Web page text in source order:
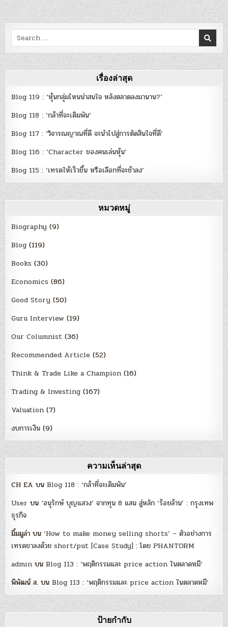
Search
for:
เรื่องล่าสุด
Blog 119 : ‘หุ้นกลุ่มไหนน่าสนใจ หลังตลาดลงมานาน?’
Blog 118 : ‘กล้าที่จะเดิมพัน’
Blog 117 : ‘วิจารณญาณที่ดี จะนำไปสู่การตัดสินใจที่ดี’
Blog 116 : ‘Character ของคนเล่นหุ้น’
Blog 115 : ‘เทรดให้เร็วขึ้น หรือเลือกที่จะช้าลง’
หมวดหมู่
Biography (9)
Blog (119)
Books (30)
Economics (86)
Good Story (50)
Guru Interview (19)
Our Columnist (36)
Recommended Article (52)
Think & Trade Like a Champion (16)
Trading & Investing (167)
Valuation (7)
งบการเงิน (9)
ความเห็นล่าสุด
CH EA บนBlog 118 : ‘กล้าที่จะเดิมพัน’
User บน‘อนุรักษ์ บุญแสวง’ จากทุน 8 แสน สู่หลัก ‘ร้อยล้าน’ : กรุงเทพ
ธุรกิจ
มิ้มมูล่า บน‘How to make money selling shorts’ – ตัวอย่างการ
เทรดขาลงด้วย short/put [Case Study] : โดย PHANTORM
admin บนBlog 113 : ‘พฤติกรรมและ price action ในตลาดหมี’
พิพัฒน์ ส. บนBlog 113 : ‘พฤติกรรมและ price action ในตลาดหมี’
ป้ายกำกับ